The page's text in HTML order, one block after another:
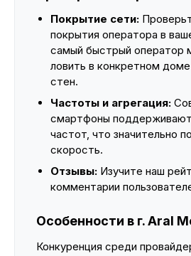
Покрытие сети:
покрытия оператора в
самый быстрый оператор
ловить в конкретном
стен.
Частоты и агрегация:
смартфоны поддерживают
частот, что значительно
скорость.
Отзывы: Изучите наш
комментарии
Особенности в г. Aral
Конкуренция среди